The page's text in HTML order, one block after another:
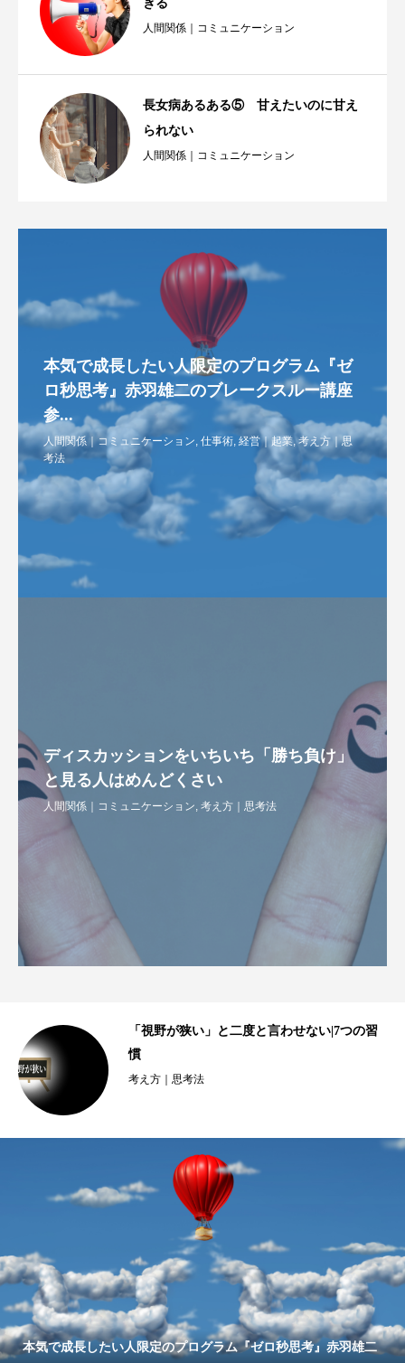
ぎる
人間関係｜コミュニケーション
長女病あるある⑤ 甘えたいのに甘え
られない
人間関係｜コミュニケーション
本気で成長したい人限定のプログラム『ゼ
ロ秒思考』赤羽雄二のブレークスルー講座
参...
人間関係｜コミュニケーション, 仕事術, 経営｜起業,考え方｜思
考法
ディスカッションをいちいち「勝ち負け」
と見る人はめんどくさい
人間関係｜コミュニケーション, 考え方｜思考法
「視野が狭い」と二度と言わせない|7つの習
慣
考え方｜思考法
本気で成長したい人限定のプログラム『ゼロ秒思考』赤羽雄二